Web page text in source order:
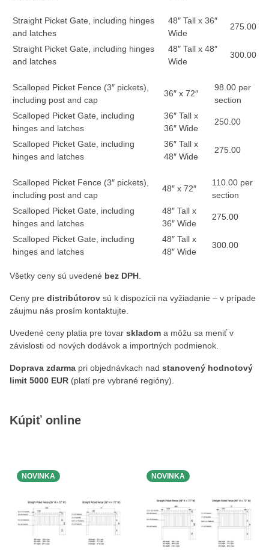
Straight Picket Gate, including hinges
and latches
48″ Tall x 36″
Wide
275.00
Straight Picket Gate, including hinges
and latches
48″ Tall x 48″
Wide
300.00
Scalloped Picket Fence (3″ pickets),
including post and cap
36″ x 72″
98.00 per
section
Scalloped Picket Gate, including
hinges and latches
36″ Tall x
36″ Wide
250.00
Scalloped Picket Gate, including
hinges and latches
36″ Tall x
48″ Wide
275.00
Scalloped Picket Fence (3″ pickets),
including post and cap
48″ x 72″
110.00 per
section
Scalloped Picket Gate, including
hinges and latches
48″ Tall x
36″ Wide
275.00
Scalloped Picket Gate, including
hinges and latches
48″ Tall x
48″ Wide
300.00
Všetky ceny sú uvedené bez DPH
Ceny pre distribútorov sú k dispozícii na vyžiadanie – v prípade
záujmu nás prosím kontaktujte.
Uvedené ceny platia pre tovar skladom a môžu sa meniť v
závislosti od nových dodávok a importných podmienok.
Doprava zdarma pri objednávkach nad stanovený hodnotový
limit 5000 EUR (platí pre vybrané regióny).
Kúpiť online
NOVINKA NOVINKA